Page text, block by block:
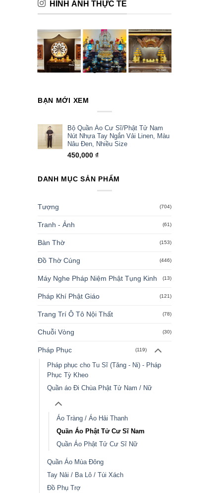
HÌNH ẢNH THỰC TẾ
BẠN MỚI XEM
Bộ Quần Áo Cư Sĩ/Phật Tử Nam
Nút Nhựa Tay Ngắn Vải Linen, Màu
Nâu Đen, Nhiều Size
450,000 ₫
DANH MỤC SẢN PHẨM
Tượng (704)
Tranh - Ảnh (61)
Bàn Thờ (153)
Đồ Thờ Cúng (446)
Máy Nghe Pháp Niệm Phật Tụng Kinh (13)
Pháp Khí Phật Giáo (121)
Trang Trí Ô Tô Nội Thất (78)
Chuỗi Vòng (30)
Pháp Phục (119)
Pháp phục cho Tu Sĩ (Tăng - Ni) - Pháp
Phục Tỳ Kheo
Quần áo Đi Chùa Phật Tử Nam / Nữ
Áo Tràng / Áo Hải Thanh
Quần Áo Phật Tử Cư Sĩ Nam
Quần Áo Phật Tử Cư Sĩ Nữ
Quần Áo Mùa Đông
Tay Nải / Ba Lô / Túi Xách
Đồ Phụ Trợ